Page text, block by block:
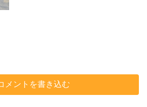
メントを書き込む